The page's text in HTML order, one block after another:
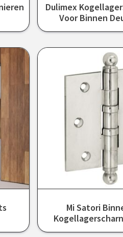
Dulimex
Voor Binnen
Mi Satori